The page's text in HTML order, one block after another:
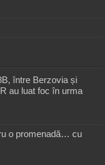
între Berzovia și
au luat foc în urma
o promenadă… cu